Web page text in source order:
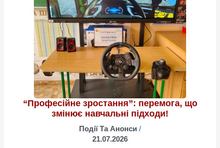
“Професійне
зростання”
виходить
на
фінішну
пряму!
“Професійне зростання”: перемога, що
змінює навчальні підходи!
Події Та Анонси /
21.07.2026